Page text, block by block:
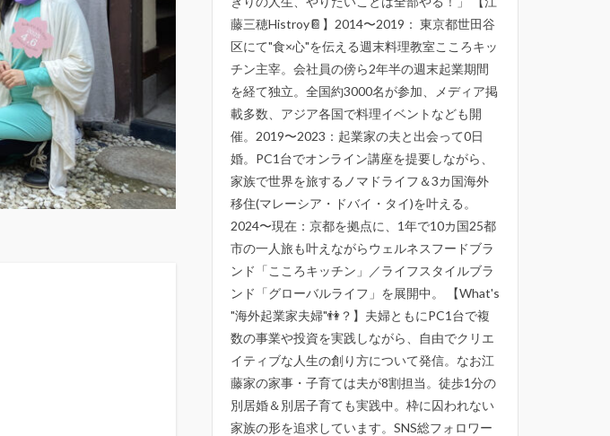
藤三穂Histroy📔】2014〜2019： 東京都世田谷
区にて"食×心"を伝える週末料理教室こころキッ
チン主宰。会社員の傍ら2年半の週末起業期間
を経て独立。全国約3000名が参加、メディア掲
載多数、アジア各国で料理イベントなども開
催。2019〜2023：起業家の夫と出会って0日
婚。PC1台でオンライン講座を提要しながら、
家族で世界を旅するノマドライフ＆3カ国海外
移住(マレーシア・ドバイ・タイ)を叶える。
2024〜現在：京都を拠点に、1年で10カ国25都
市の一人旅も叶えながらウェルネスフードブラ
ンド「こころキッチン」／ライフスタイルブラ
ンド「グローバルライフ」を展開中。 【What's
"海外起業家夫婦"👫？】夫婦ともにPC1台で複
数の事業や投資を実践しながら、自由でクリエ
イティブな人生の創り方について発信。なお江
藤家の家事・子育ては夫が8割担当。徒歩1分の
別居婚＆別居子育ても実践中。枠に囚われない
家族の形を追求しています。SNS総フォロワー